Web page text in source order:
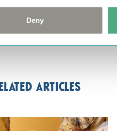
Deny
articles